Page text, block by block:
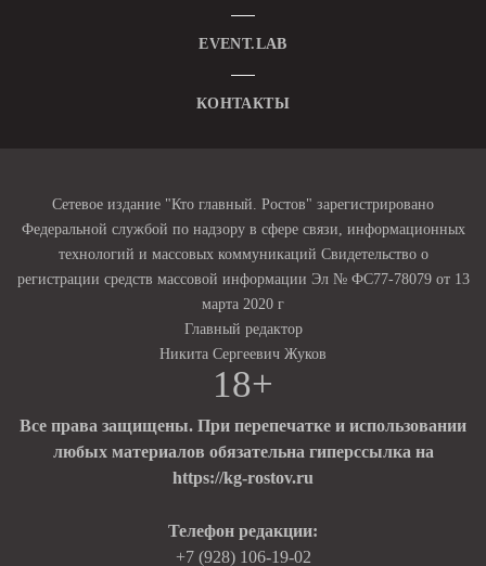
EVENT.LAB
КОНТАКТЫ
Сетевое издание "Кто главный. Ростов" зарегистрировано
Федеральной службой по надзору в сфере связи, информационных
технологий и массовых коммуникаций Свидетельство о
регистрации средств массовой информации Эл № ФС77-78079 от 13
марта 2020 г
Главный редактор
Никита Сергеевич Жуков
18+
Все права защищены. При перепечатке и использовании
любых материалов обязательна гиперссылка на
https://kg-rostov.ru
Телефон редакции:
+7 (928) 106-19-02